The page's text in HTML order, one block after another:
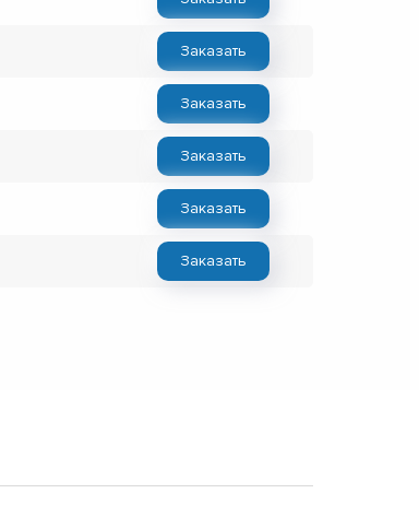
Заказать
Заказать
Заказать
Заказать
Заказать